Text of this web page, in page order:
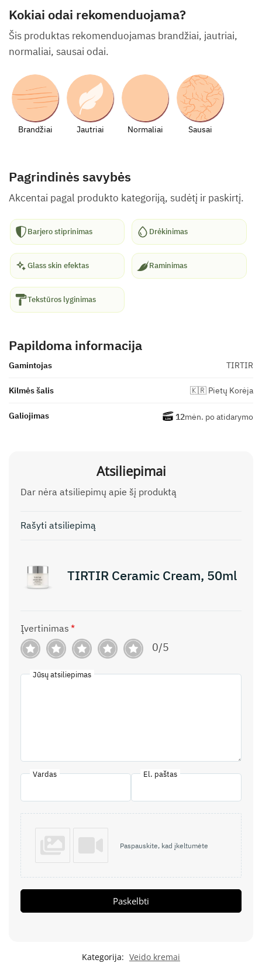
Kokiai odai rekomenduojama?
Šis produktas rekomenduojamas brandžiai, jautriai,
normaliai, sausai odai.
Brandžiai Jautriai Normaliai Sausai
Pagrindinės savybės
Akcentai pagal produkto kategoriją, sudėtį ir paskirtį.
Barjero stiprinimas Drėkinimas
Glass skin efektas Raminimas
Tekstūros lyginimas
Papildoma informacija
Gamintojas TIRTIR
Kilmės šalis 🇰🇷 Pietų Korėja
Galiojimas 12mėn. po atidarymo
Atsiliepimai
Dar nėra atsiliepimų apie šį produktą
Rašyti atsiliepimą
TIRTIR Ceramic Cream, 50ml
Įvertinimas *
0/5
Jūsų atsiliepimas
Vardas El. paštas
Paspauskite, kad įkeltumėte
Paskelbti
Kategorija: Veido kremai